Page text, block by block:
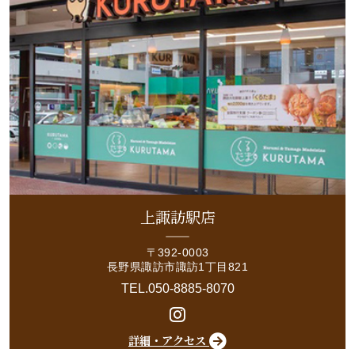
上諏訪駅店
〒392-0003
長野県諏訪市諏訪1丁目821
TEL.050-8885-8070
詳細・アクセス